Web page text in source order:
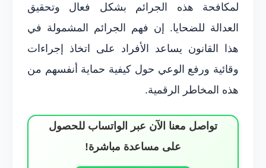
لمكافحة هذه الجرائم بشكل فعال وتحقيق
العدالة للضحايا. إن فهم الجرائم المشمولة في
هذا القانون يساعد الأفراد على اتخاذ إجراءات
وقائية ورفع الوعي حول كيفية حماية أنفسهم من
هذه المخاطر الرقمية.
تواصل معنا الآن عبر الواتساب للحصول
على مساعدة مباشرة!